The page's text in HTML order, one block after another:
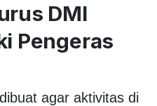
DMI
Pengeras
agar aktivitas di